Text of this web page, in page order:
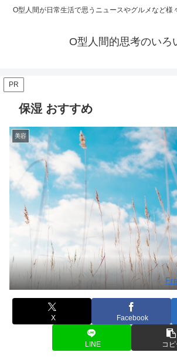
O型人間が日常生活で思うニュースやグルメなど様
O型人間的思考のいろ
PR
保湿 おすすめ
美容
X Facebook
LINE コ